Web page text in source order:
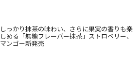
しっかり抹茶の味わい、さらに果実の香りも楽
しめる「無糖フレーバー抹茶」ストロベリー、
マンゴー新発売